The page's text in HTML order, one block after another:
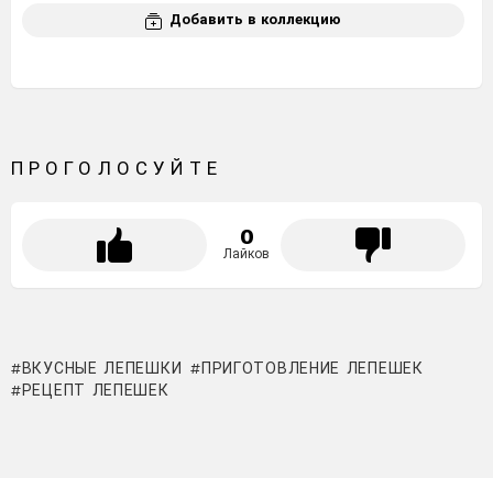
Добавить в коллекцию
ПРОГОЛОСУЙТЕ
0
Лайков
ВКУСНЫЕ ЛЕПЕШКИ
ПРИГОТОВЛЕНИЕ ЛЕПЕШЕК
РЕЦЕПТ ЛЕПЕШЕК